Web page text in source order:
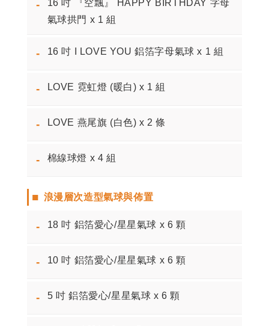
-
16 吋 『空飄』 HAPPY BIRTHDAY 字母
氣球拱門 x 1 組
- 16 吋 I LOVE YOU 鋁箔字母氣球 x 1 組
- LOVE 霓虹燈 (暖白) x 1 組
- LOVE 燕尾旗 (白色) x 2 條
- 棉線球燈 x 4 組
■ 浪漫層次造型氣球與佈置
- 18 吋 鋁箔愛心/星星氣球 x 6 顆
- 10 吋 鋁箔愛心/星星氣球 x 6 顆
- 5 吋 鋁箔愛心/星星氣球 x 6 顆